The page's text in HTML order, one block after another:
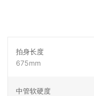
拍身长度
675mm
中管软硬度